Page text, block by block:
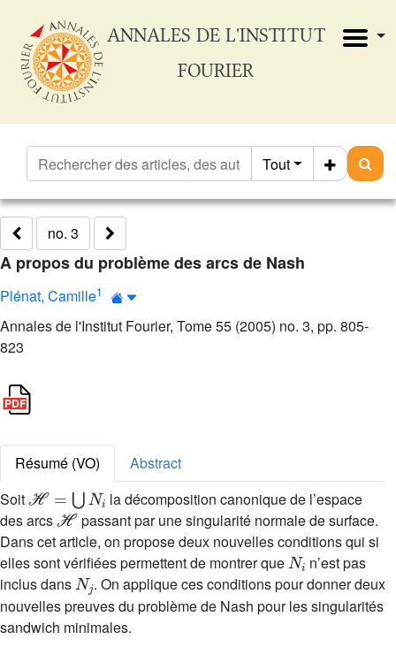
ANNALES DE L'INSTITUT
FOURIER
Tout
no. 3
A propos du problème des arcs de Nash
Plénat, Camille1
Annales de l'Institut Fourier, Tome 55 (2005) no. 3, pp. 805-
823
Résumé (VO)
Abstract
Soit
N i
la décomposition canonique de l’espace
des arcs
ℋ
passant par une singularité normale de surface.
Dans cet article, on propose deux nouvelles conditions qui si
elles sont vérifiées permettent de montrer que
Ni
n’est pas
inclus dans
Nj
. On applique ces conditions pour donner deux
nouvelles preuves du problème de Nash pour les singularités
sandwich minimales.